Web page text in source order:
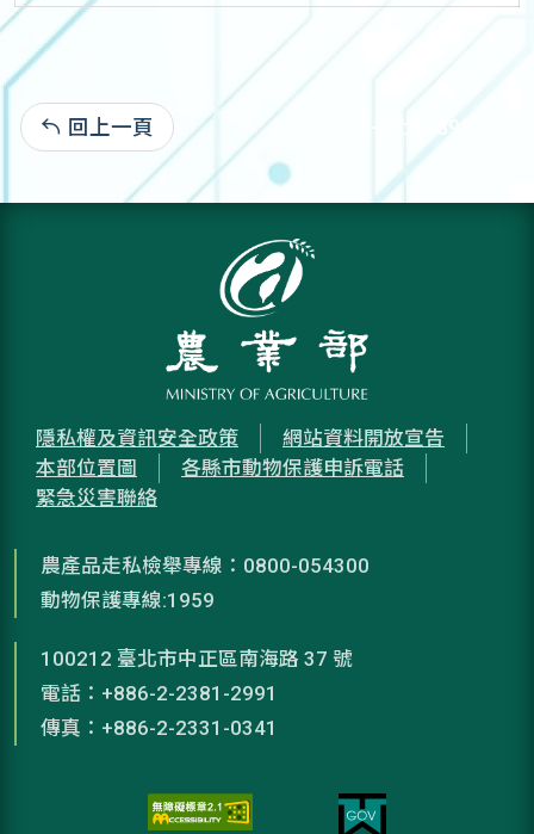
回上一頁 112-07-27:51,893
隱私權及資訊安全政策
網站資料開放宣告
本部位置圖
各縣市動物保護申訴電話
緊急災害聯絡
農產品走私檢舉專線：0800-054300
動物保護專線:1959
100212 臺北市中正區南海路 37 號
電話：+886-2-2381-2991
傳真：+886-2-2331-0341